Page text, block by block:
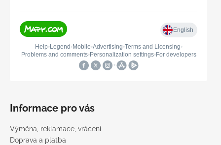
Informace pro vás
Výměna, reklamace, vrácení
Doprava a platba